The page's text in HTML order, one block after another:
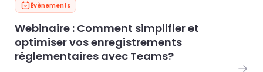
Évènements
Webinaire : Comment simplifier et
optimiser vos enregistrements
réglementaires avec Teams?